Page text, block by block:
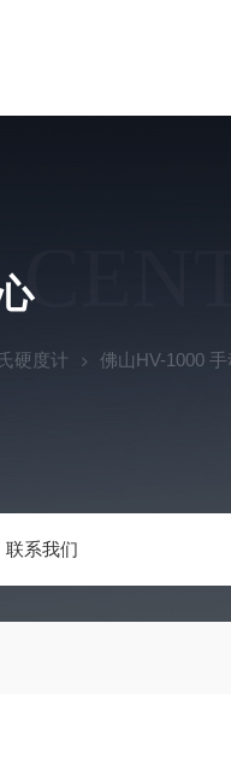
联系我们
硬度计 佛山HV-1000